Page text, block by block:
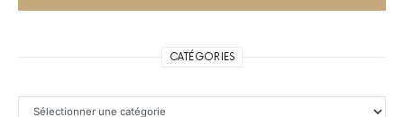
CATÉGORIES